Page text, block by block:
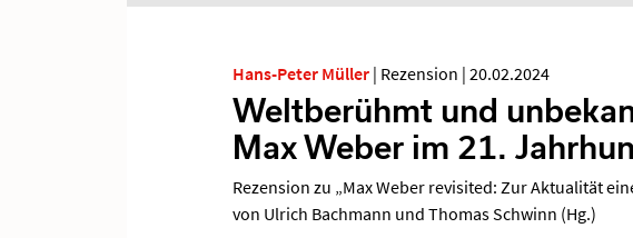
Hans-Peter Müller | Rezension | 20.02.2024
Weltberühmt und
Max Weber im 21.
Rezension zu „Max Weber revisited: Zur Aktualität
von Ulrich Bachmann und Thomas Schwinn (Hg.)